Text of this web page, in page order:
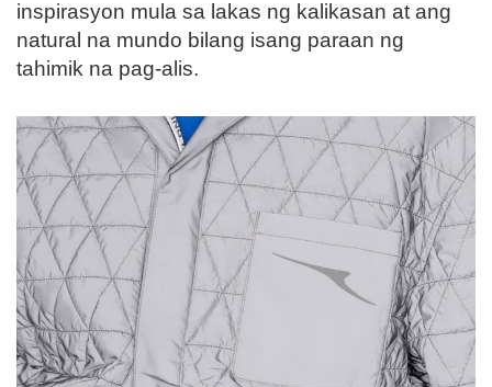
inspirasyon mula sa lakas ng kalikasan at ang
natural na mundo bilang isang paraan ng
tahimik na pag-alis.